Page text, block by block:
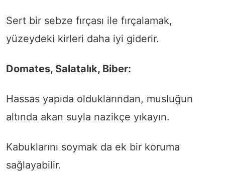
Sert bir sebze fırçası ile fırçalamak,
yüzeydeki kirleri daha iyi giderir.
Domates, Salatalık, Biber:
Hassas yapıda olduklarından, musluğun
altında akan suyla nazikçe yıkayın.
Kabuklarını soymak da ek bir koruma
sağlayabilir.